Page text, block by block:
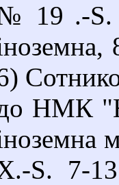
19 .-S.
НМК
S. 7-